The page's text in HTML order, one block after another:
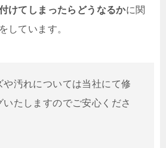
けてしまったらどうなるかに関
しています。
や汚れについては当社にて修
たしますのでご安心くださ